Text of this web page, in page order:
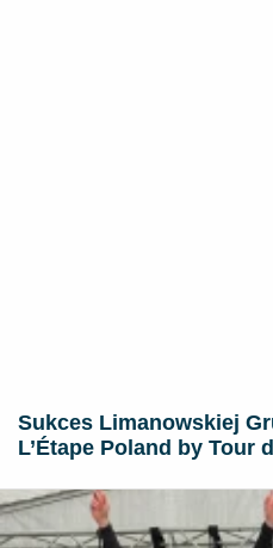
Sukces Limanowskiej
L’Étape Poland by Tour